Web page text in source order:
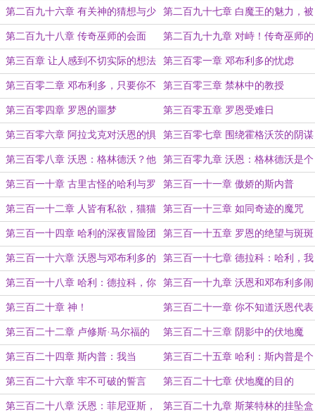
第二百九十六章 有关神的猜想与少
女的心
第二百九十七章 白魔王的魅力，被
神化的邓布利多！
第二百九十八章 传奇巫师的会面 第二百九十九章 对峙！传奇巫师的
仇恨！
第三百章 让人感到不切实际的想法 第三百零一章 邓布利多的忧虑
第三百零二章 邓布利多，只要你不
说就没人知道！
第三百零三章 禁林中的教授
第三百零四章 罗恩的噩梦 第三百零五章 罗恩受难日
第三百零六章 阿拉戈克对沃恩的惧
怕
第三百零七章 围绕霍格沃茨的阴谋
第三百零八章 沃恩：格林德沃？他
太狭隘了！
第三百零九章 沃恩：格林德沃是个
蠢货！
第三百一十章 古里古怪的哈利与罗
恩
第三百一十一章 傲娇的斯内普
第三百一十二章 人皆有私欲，猫猫
院长也不例外！
第三百一十三章 如同奇迹的魔咒
第三百一十四章 哈利的深夜冒险团 第三百一十五章 罗恩的绝望与斑斑
的厄难
第三百一十六章 沃恩与邓布利多的
矛盾
第三百一十七章 德拉科：哈利，我
们联手吧！
第三百一十八章 哈利：德拉科，你
好可怜！
第三百一十九章 沃恩和邓布利多闹
翻了该怎么办？在线等，急！
第三百二十章 神！ 第三百二十一章 你不知道沃恩代表
什么！
第三百二十二章 卢修斯·马尔福的
异常
第三百二十三章 阴影中的伏地魔
第三百二十四章 斯内普：我当
然……选择效忠主人！
第三百二十五章 哈利：斯内普是个
好人！
第三百二十六章 牢不可破的誓言 第三百二十七章 伏地魔的目的
第三百二十八章 沃恩：菲尼亚斯， 第三百二十九章 斯莱特林的挂坠盒